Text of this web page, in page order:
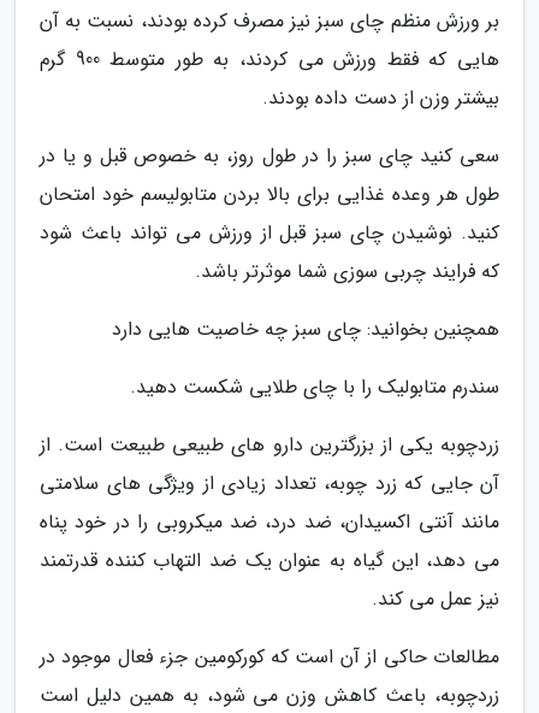
بر ورزش منظم چای سبز نیز مصرف کرده بودند، نسبت به آن
هایی که فقط ورزش می کردند، به طور متوسط 900 گرم
بیشتر وزن از دست داده بودند.
سعی کنید چای سبز را در طول روز، به خصوص قبل و یا در
طول هر وعده غذایی برای بالا بردن متابولیسم خود امتحان
کنید. نوشیدن چای سبز قبل از ورزش می تواند باعث شود
که فرایند چربی سوزی شما موثرتر باشد.
همچنین بخوانید: چای سبز چه خاصیت هایی دارد
سندرم متابولیک را با چای طلایی شکست دهید.
زردچوبه یکی از بزرگترین دارو های طبیعی طبیعت است. از
آن جایی که زرد چوبه، تعداد زیادی از ویژگی های سلامتی
مانند آنتی اکسیدان، ضد درد، ضد میکروبی را در خود پناه
می دهد، این گیاه به عنوان یک ضد التهاب کننده قدرتمند
نیز عمل می کند.
مطالعات حاکی از آن است که کورکومین جزء فعال موجود در
زردچوبه، باعث کاهش وزن می شود، به همین دلیل است